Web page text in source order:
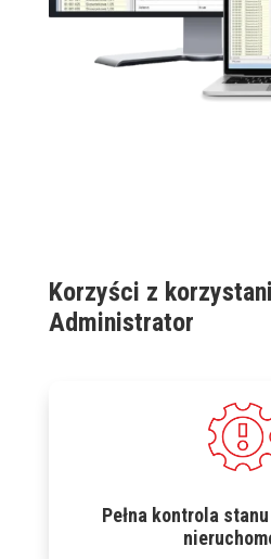
Korzyści z
Administrator
Pełna kontrola